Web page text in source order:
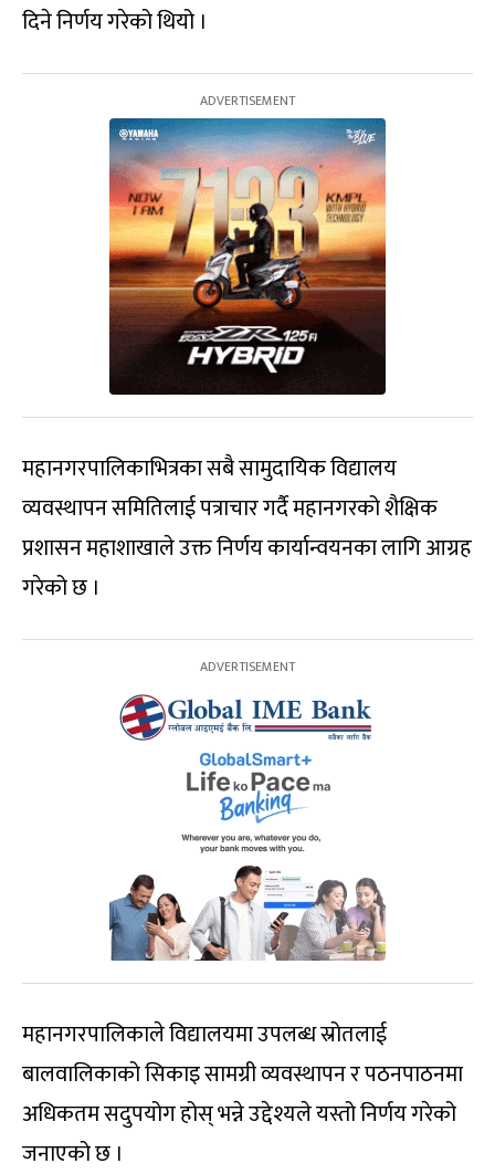
दिने निर्णय गरेको थियो ।
महानगरपालिकाभित्रका सबै सामुदायिक विद्यालय
व्यवस्थापन समितिलाई पत्राचार गर्दै महानगरको शैक्षिक
प्रशासन महाशाखाले उक्त निर्णय कार्यान्वयनका लागि आग्रह
गरेको छ ।
महानगरपालिकाले विद्यालयमा उपलब्ध स्रोतलाई
बालवालिकाको सिकाइ सामग्री व्यवस्थापन र पठनपाठनमा
अधिकतम सदुपयोग होस् भन्ने उद्देश्यले यस्तो निर्णय गरेको
जनाएको छ ।